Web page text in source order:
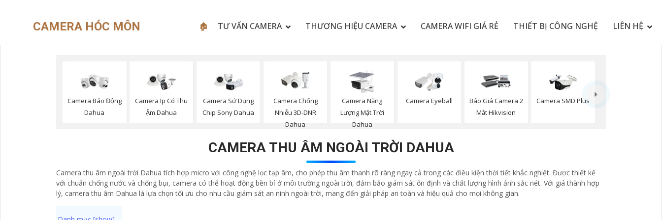
CAMERA HÓC MÔN 🏚 TƯ VẤN CAMERA THƯƠNG HIỆU CAMERA CAMERA WIFI GIÁ RẺ THIẾT BỊ CÔNG NGHỆ LIÊN HỆ
Camera Báo Động
Dahua
Camera Ip Có Thu
Ậm Dahua
Camera Sử Dụng
Chip Sony Dahua
Camera Chống
Nhiễu 3D-DNR
Dahua
Camera Năng
Lượng Mặt Trời
Dahua
Camera Eyeball
Báo Giá Camera 2
Mắt Hikvision
Camera SMD Plus
CAMERA THU ÂM NGOÀI TRỜI DAHUA
Camera thu âm ngoài trời Dahua tích hợp micro với công nghệ lọc tạp âm, cho phép thu âm thanh rõ ràng ngay cả trong các điều kiện thời tiết khắc nghiệt. Được thiết kế
với chuẩn chống nước và chống bụi, camera có thể hoạt động bền bỉ ở môi trường ngoài trời, đảm bảo giám sát ổn định và chất lượng hình ảnh sắc nét. Với giá thành hợp
lý, camera thu âm Dahua là lựa chọn tối ưu cho nhu cầu giám sát an ninh ngoài trời, mang đến giải pháp an toàn và hiệu quả cho mọi không gian.